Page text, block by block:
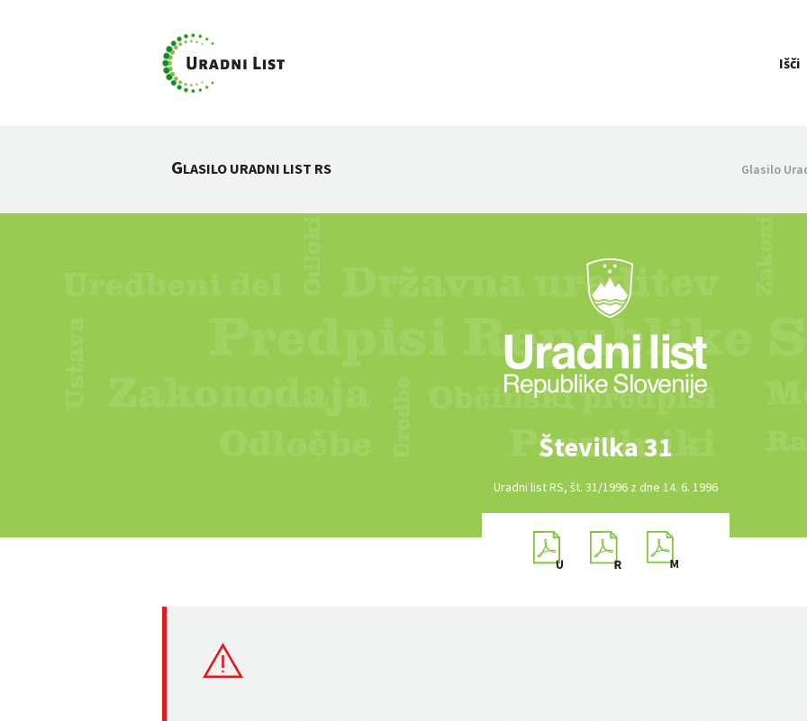
Išči
GLASILO URADNI LIST RS Glasilo
Številka 31
Uradni list RS, št. 31/1996 z dne 14. 6. 1996